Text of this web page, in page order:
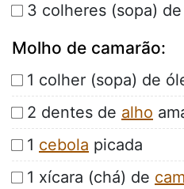
3 colheres (sopa)
Molho de camarão:
1 colher (sopa) de
2 dentes de alho
1 cebola picada
1 xícara (chá) de